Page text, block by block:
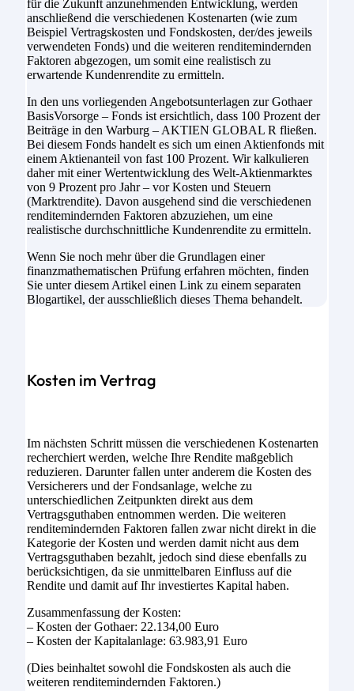
für die Zukunft anzunehmenden Entwicklung, werden
anschließend die verschiedenen Kostenarten (wie zum
Beispiel Vertragskosten und Fondskosten, der/des jeweils
verwendeten Fonds) und die weiteren renditemindernden
Faktoren abgezogen, um somit eine realistisch zu
erwartende Kundenrendite zu ermitteln.
In den uns vorliegenden Angebotsunterlagen zur Gothaer
BasisVorsorge – Fonds ist ersichtlich, dass 100 Prozent der
Beiträge in den Warburg – AKTIEN GLOBAL R fließen.
Bei diesem Fonds handelt es sich um einen Aktienfonds mit
einem Aktienanteil von fast 100 Prozent. Wir kalkulieren
daher mit einer Wertentwicklung des Welt-Aktienmarktes
von 9 Prozent pro Jahr – vor Kosten und Steuern
(Marktrendite). Davon ausgehend sind die verschiedenen
renditemindernden Faktoren abzuziehen, um eine
realistische durchschnittliche Kundenrendite zu ermitteln.
Wenn Sie noch mehr über die Grundlagen einer
finanzmathematischen Prüfung erfahren möchten, finden
Sie unter diesem Artikel einen Link zu einem separaten
Blogartikel, der ausschließlich dieses Thema behandelt.
Kosten im Vertrag
Im nächsten Schritt müssen die verschiedenen Kostenarten
recherchiert werden, welche Ihre Rendite maßgeblich
reduzieren. Darunter fallen unter anderem die Kosten des
Versicherers und der Fondsanlage, welche zu
unterschiedlichen Zeitpunkten direkt aus dem
Vertragsguthaben entnommen werden. Die weiteren
renditemindernden Faktoren fallen zwar nicht direkt in die
Kategorie der Kosten und werden damit nicht aus dem
Vertragsguthaben bezahlt, jedoch sind diese ebenfalls zu
berücksichtigen, da sie unmittelbaren Einfluss auf die
Rendite und damit auf Ihr investiertes Kapital haben.
Zusammenfassung der Kosten:
– Kosten der Gothaer: 22.134,00 Euro
– Kosten der Kapitalanlage: 63.983,91 Euro
(Dies beinhaltet sowohl die Fondskosten als auch die
weiteren renditemindernden Faktoren.)